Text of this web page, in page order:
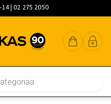
| 02 275 2050